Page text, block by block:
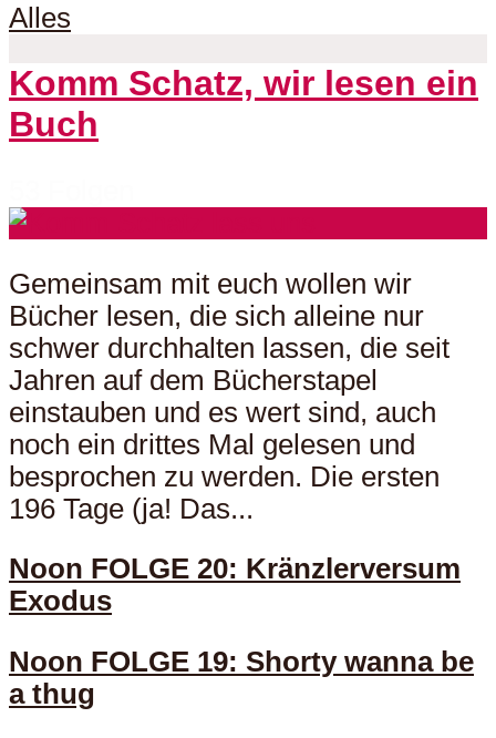
Alles
Komm Schatz, wir lesen ein
Buch
Gemeinsam mit euch wollen wir
Bücher lesen, die sich alleine nur
schwer durchhalten lassen, die seit
Jahren auf dem Bücherstapel
einstauben und es wert sind, auch
noch ein drittes Mal gelesen und
besprochen zu werden. Die ersten
196 Tage (ja! Das...
Noon FOLGE 20: Kränzlerversum
Exodus
Noon FOLGE 19: Shorty wanna be
a thug